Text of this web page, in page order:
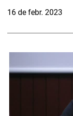
16 de febr. 2023